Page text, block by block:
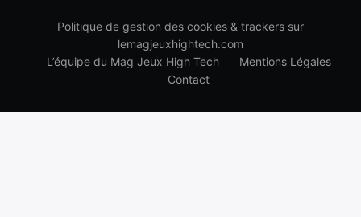
Politique de gestion des cookies & trackers sur
lemagjeuxhightech.com
L’équipe du Mag Jeux High Tech
Mentions Légales
Contact